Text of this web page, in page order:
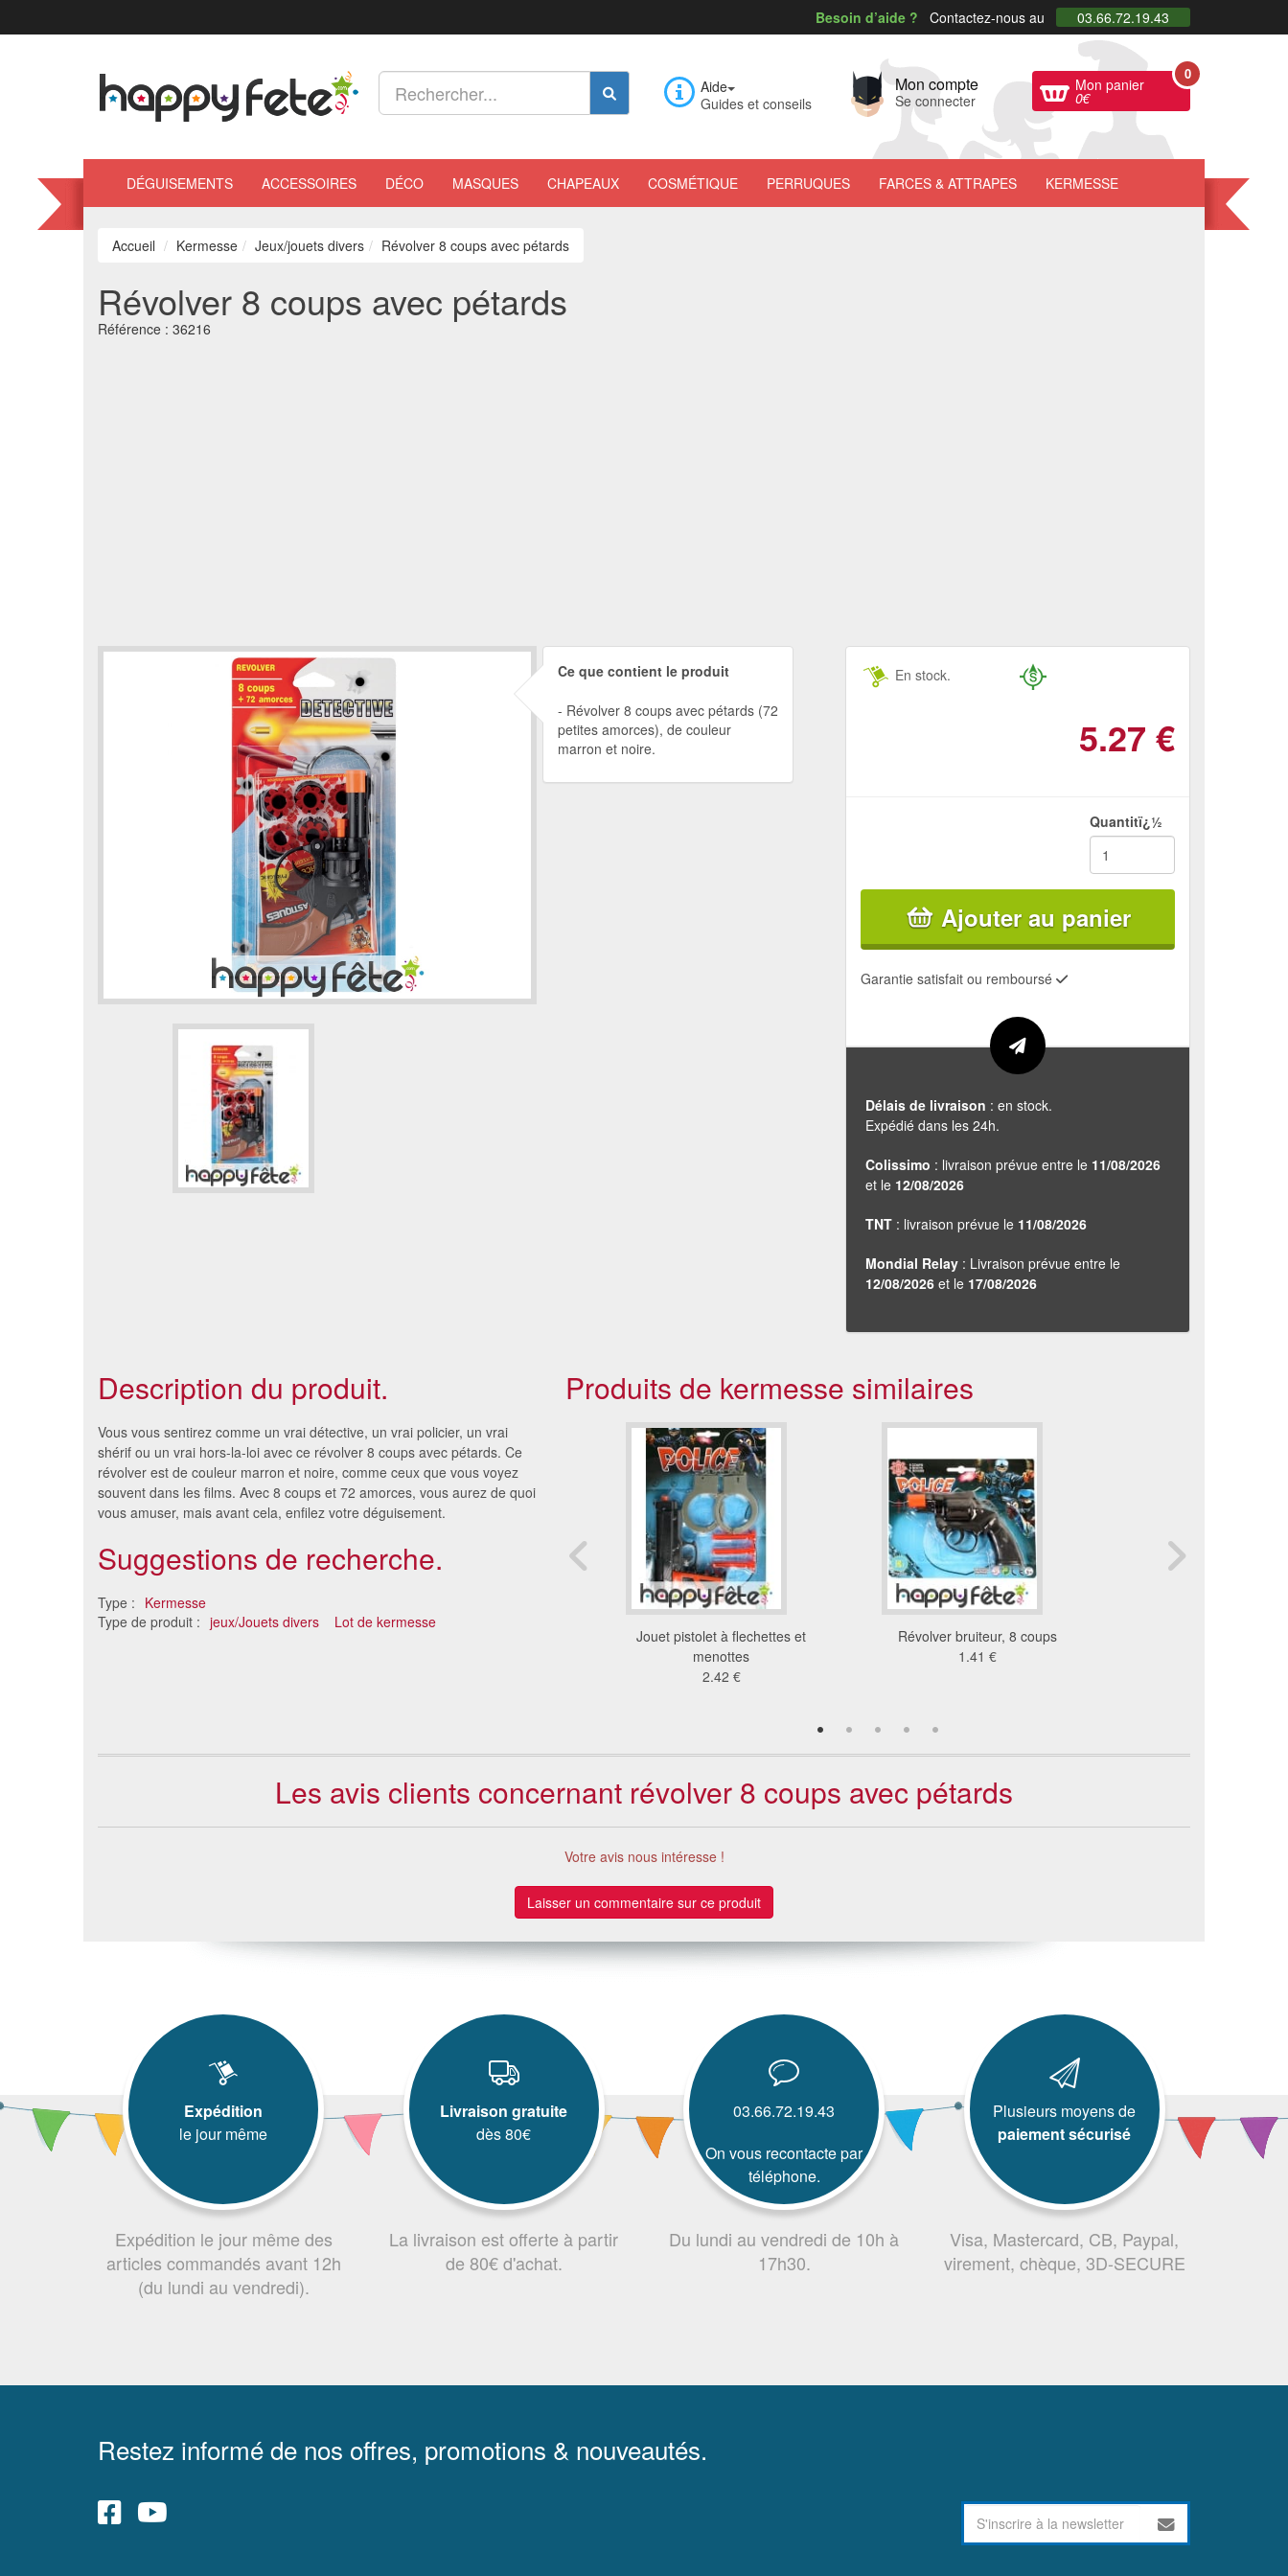
Besoin d’aide ? Contactez-nous au 03.66.72.19.43
Aide
Guides et conseils
Mon compte
Se connecter
Mon panier
0€
0
DÉGUISEMENTS ACCESSOIRES DÉCO MASQUES CHAPEAUX COSMÉTIQUE PERRUQUES FARCES & ATTRAPES KERMESSE
Accueil Kermesse Jeux/jouets divers Révolver 8 coups avec pétards
Révolver 8 coups avec pétards
Référence : 36216
Ce que contient le produit
Révolver 8 coups avec pétards (72
petites amorces), de couleur
marron et noire.
En stock.
5.27 €
Quantitï¿½
Ajouter au panier
Garantie satisfait ou remboursé
Délais de livraison : en stock.
Expédié dans les 24h.
Colissimo : livraison prévue entre le 11/08/2026
et le 12/08/2026
TNT : livraison prévue le 11/08/2026
Mondial Relay : Livraison prévue entre le
12/08/2026 et le 17/08/2026
Description du produit.
Vous vous sentirez comme un vrai détective, un vrai policier, un vrai
shérif ou un vrai hors-la-loi avec ce révolver 8 coups avec pétards. Ce
révolver est de couleur marron et noire, comme ceux que vous voyez
souvent dans les films. Avec 8 coups et 72 amorces, vous aurez de quoi
vous amuser, mais avant cela, enfilez votre déguisement.
Suggestions de recherche.
Type : Kermesse
Type de produit : jeux/Jouets divers Lot de kermesse
Produits de kermesse similaires
Pistolet mitraillette bruiteur
Jouet pistolet à flechettes et
menottes
2.42 €
Révolver bruiteur, 8 coups
1.41 €
Les avis clients concernant révolver 8 coups avec pétards
Votre avis nous intéresse !
Laisser un commentaire sur ce produit
Expédition
le jour même
Expédition le jour même des
articles commandés avant 12h
(du lundi au vendredi).
Livraison gratuite
dès 80€
La livraison est offerte à partir
de 80€ d'achat.
03.66.72.19.43
On vous recontacte par
téléphone.
Du lundi au vendredi de 10h à
17h30.
Plusieurs moyens de
paiement sécurisé
Visa, Mastercard, CB, Paypal,
virement, chèque, 3D-SECURE
Restez informé de nos offres, promotions & nouveautés.